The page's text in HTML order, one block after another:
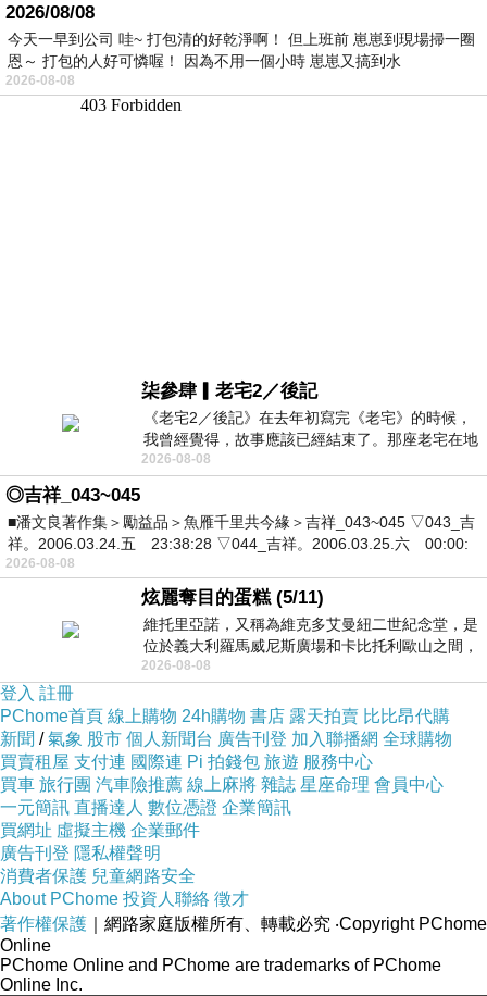
2026/08/08
今天一早到公司 哇~ 打包清的好乾淨啊！ 但上班前 崽崽到現場掃一圈
恩～ 打包的人好可憐喔！ 因為不用一個小時 崽崽又搞到水
2026-08-08
柒參肆▎老宅2／後記
《老宅2／後記》在去年初寫完《老宅》的時候，
我曾經覺得，故事應該已經結束了。那座老宅在地
震中倒塌，七個人終於離開那片黑暗，
2026-08-08
◎吉祥_043~045
■潘文良著作集＞勵益品＞魚雁千里共今緣＞吉祥_043~045 ▽043_吉
祥。2006.03.24.五 23:38:28 ▽044_吉祥。2006.03.25.六 00:00:
2026-08-08
炫麗奪目的蛋糕 (5/11)
維托里亞諾，又稱為維克多艾曼紐二世紀念堂，是
位於義大利羅馬威尼斯廣場和卡比托利歐山之間，
用以紀念統一義大利統一後的的第一位國
2026-08-08
登入 註冊
PChome首頁 線上購物 24h購物 書店 露天拍賣 比比昂代購
新聞 /氣象 股市 個人新聞台 廣告刊登 加入聯播網 全球購物
買賣租屋 支付連 國際連 Pi 拍錢包 旅遊 服務中心
買車 旅行團 汽車險推薦 線上麻將 雜誌 星座命理 會員中心
一元簡訊 直播達人 數位憑證 企業簡訊
買網址 虛擬主機 企業郵件
廣告刊登 隱私權聲明
消費者保護 兒童網路安全
About PChome 投資人聯絡 徵才
著作權保護 ｜網路家庭版權所有、轉載必究 ‧Copyright PChome
Online
PChome Online and PChome are trademarks of PChome
Online Inc.